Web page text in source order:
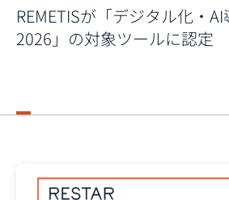
導入事例
ニュース
REMETISが「デジタル化・
2026」の対象ツールに認定